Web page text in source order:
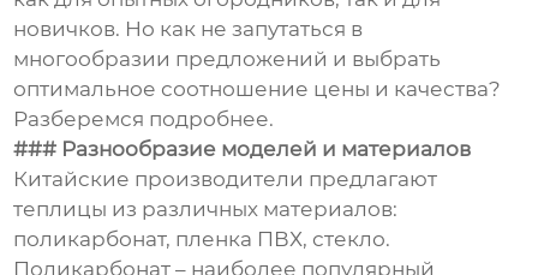
новичков. Но как не запутаться в
многообразии предложений и выбрать
оптимальное соотношение цены и качества?
Разберемся подробнее.
### Разнообразие моделей и материалов
Китайские производители предлагают
теплицы из различных материалов:
поликарбонат, пленка ПВХ, стекло.
Поликарбонат – наиболее популярный